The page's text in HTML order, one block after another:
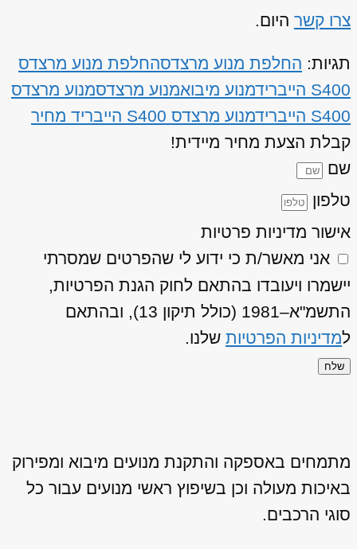
צרו קשר היום.
תגיות: החלפת מנוע מרצדסהחלפת מנוע מרצדס
S400 הייבריד
מנוע מיבואמנוע מרצדסמנוע מרצדס
S400 הייבריד
מנוע מרצדס S400 הייבריד מחיר
קבלת הצעת מחיר מיידית!
שם
טלפון
אישור מדיניות פרטיות
אני מאשר/ת כי ידוע לי שהפרטים שמסרתי
יישמרו ויעובדו בהתאם לחוק הגנת הפרטיות,
התשמ"א–1981 (כולל תיקון 13), ובהתאם
למדיניות הפרטיות שלנו.
שלח
מתמחים באספקה והתקנת מנועים מיבוא ומפירוק
באיכות מעולה וכן בשיפוץ ראשי מנועים עבור כל
סוגי הרכבים.